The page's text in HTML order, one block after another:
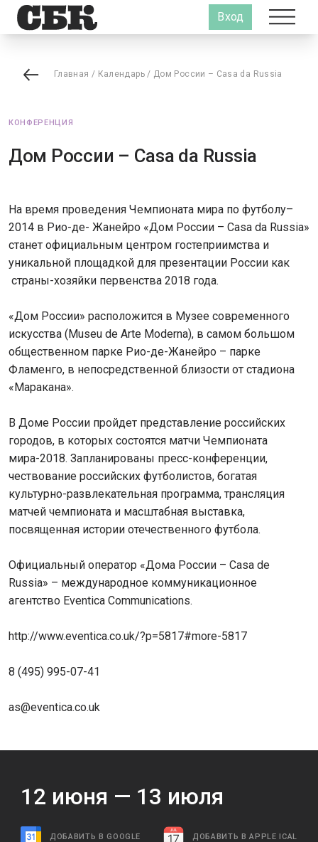
Вход
Главная / Календарь/ Дом России – Casa da Russia
КОНФЕРЕНЦИЯ
Дом России – Casa da Russia
На время проведения Чемпионата мира по футболу–
2014 в Рио-де- Жанейро «Дом России – Casa da Russia»
станет официальным центром гостеприимства и
уникальной площадкой для презентации России как
страны-хозяйки первенства 2018 года.
«Дом России» расположится в Музее современного
искусства (Museu de Arte Moderna), в самом большом
общественном парке Рио-де-Жанейро – парке
Фламенго, в непосредственной близости от стадиона
«Маракана».
В Доме России пройдет представление российских
городов, в которых состоятся матчи Чемпионата
мира-2018. Запланированы пресс-конференции,
чествование российских футболистов, богатая
культурно-развлекательная программа, трансляция
матчей чемпионата и масштабная выставка,
посвященная истории отечественного футбола.
Официальный оператор «Дома России – Casa de
Russia» – международное коммуникационное
агентство Eventica Сommunications.
http://www.eventica.co.uk/?p=5817#more-5817
8 (495) 995-07-41
as@eventica.co.uk
12 июня — 13 июля
ДОБАВИТЬ В GOOGLE ДОБАВИТЬ В APPLE ICAL